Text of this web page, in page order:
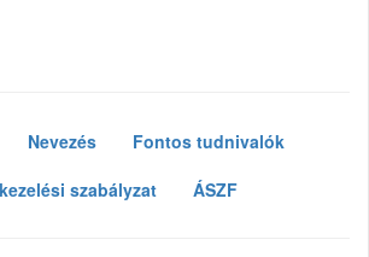
Nevezés
Fontos tudnivalók
szabályzat
ÁSZF